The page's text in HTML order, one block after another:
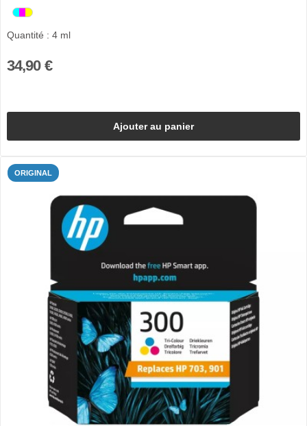
Quantité : 4 ml
34,90 €
Ajouter au panier
ORIGINAL